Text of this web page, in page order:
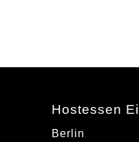
Hostessen
Berlin